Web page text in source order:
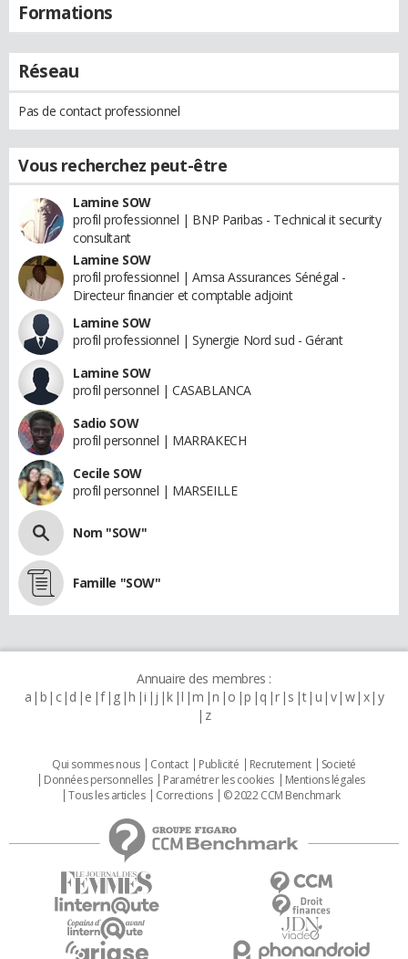
Formations
Réseau
Pas de contact professionnel
Vous recherchez peut-être
Lamine SOW
profil professionnel | BNP Paribas - Technical it security
consultant
Lamine SOW
profil professionnel | Amsa Assurances Sénégal -
Directeur financier et comptable adjoint
Lamine SOW
profil professionnel | Synergie Nord sud - Gérant
Lamine SOW
profil personnel | CASABLANCA
Sadio SOW
profil personnel | MARRAKECH
Cecile SOW
profil personnel | MARSEILLE
Nom "SOW"
Famille "SOW"
Annuaire des membres :
a b c d e f g h i j k l m n o p q r s t u v w x y
z
Qui sommes nous Contact Publicité Recrutement
Societé
Données personnelles
Paramétrer les cookies
Mentions légales
Tous les articles
Corrections © 2022 CCM Benchmark